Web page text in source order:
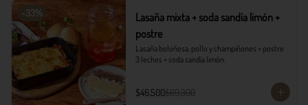
-33%
Lasaña mixta + soda sandía limón +
postre
Lasaña boloñesa, pollo y champiñones + postre
3 leches + soda sandía limón.
$46.500$69.300